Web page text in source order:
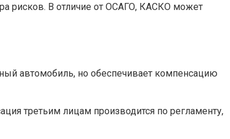
рисков. В отличие от ОСАГО, КАСКО может
автомобиль, но обеспечивает компенсацию
третьим лицам производится по регламенту,